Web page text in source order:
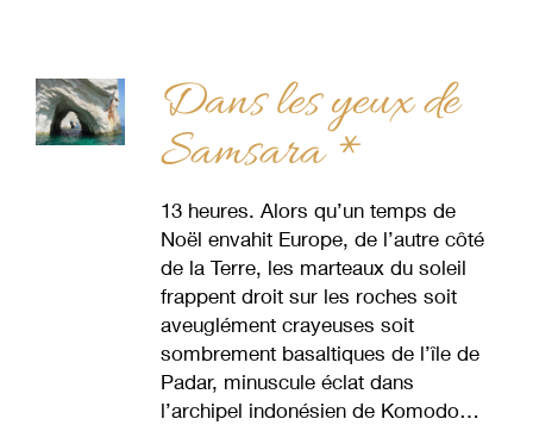
Dans les yeux de
Samsara *
13 heures. Alors qu’un temps de
Noël envahit Europe, de l’autre côté
de la Terre, les marteaux du soleil
frappent droit sur les roches soit
aveuglément crayeuses soit
sombrement basaltiques de l’île de
Padar, minuscule éclat dans
l’archipel indonésien de Komodo…